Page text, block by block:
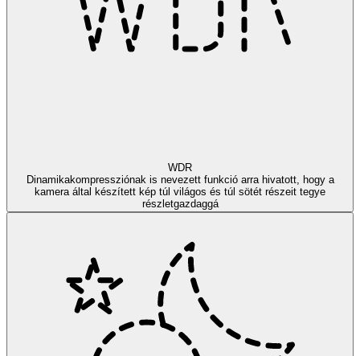
WDR
Dinamikakompressziónak is nevezett funkció arra hivatott, hogy a
kamera által készített kép túl világos és túl sötét részeit tegye
részletgazdaggá